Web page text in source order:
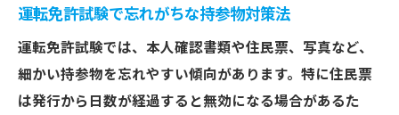
免許取得で有効な住民票の取得タイミング
試験当日に困らない持参物リスト
免許取得の試験当日持参物完全ガイド
運転免許試験で必須の持ち物チェック
運転免許試験で忘れがちな持参物対策法
運転免許試験では、本人確認書類や住民票、写真など、
細かい持参物を忘れやすい傾向があります。特に住民票
は発行から日数が経過すると無効になる場合があるた